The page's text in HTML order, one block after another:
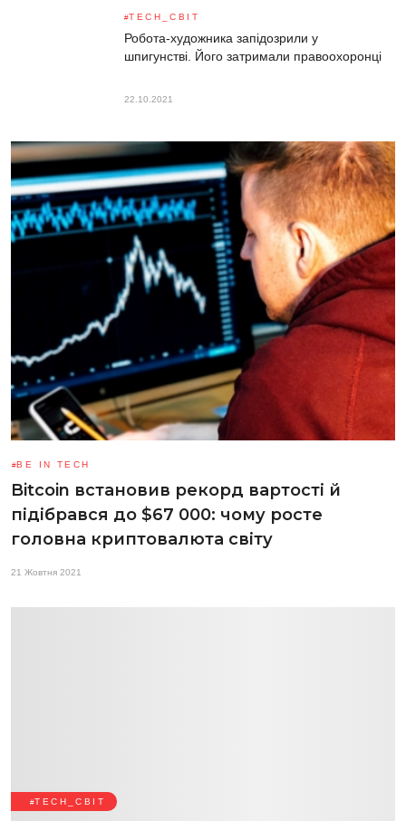
TECH_СВІТ
Робота-художника запідозрили у
шпигунстві. Його затримали правоохоронці
22.10.2021
BE IN TECH
Bitcoin встановив рекорд вартості й
підібрався до $67 000: чому росте
головна криптовалюта світу
21 Жовтня 2021
TECH_СВІТ